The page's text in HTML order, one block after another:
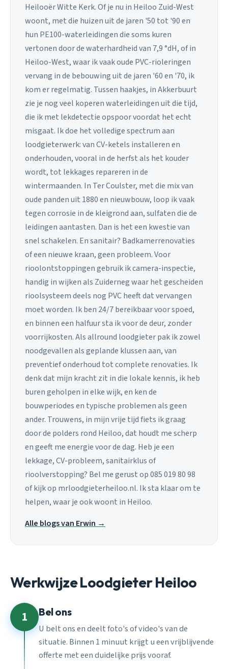
Heilooër Witte Kerk. Of je nu in Heiloo Zuid-West
woont, met die huizen uit de jaren '50 tot '90 en
hun PE100-waterleidingen die soms kuren
vertonen door de waterhardheid van 7,9 °dH, of in
Heiloo-West, waar ik vaak oude PVC-rioleringen
vervang in de bebouwing uit de jaren '60 en '70, ik
kom er regelmatig. Tussen haakjes, in Akkerbuurt
zie je nog veel koperen waterleidingen uit die tijd,
die ik met lekdetectie opspoor voordat het echt
misgaat. Ik doe het volledige spectrum aan
loodgieterwerk: van CV-ketels installeren en
onderhouden, vooral in de herfst als het kouder
wordt, tot lekkages repareren in de
wintermaanden. In Ter Coulster, met die mix van
oude panden uit 1880 en nieuwbouw, loop ik vaak
tegen corrosie in de kleigrond aan, sulfaten die de
leidingen aantasten. Dan is het een kwestie van
snel schakelen. En sanitair? Badkamerrenovaties
of een nieuwe kraan, geen probleem. Voor
rioolontstoppingen gebruik ik camera-inspectie,
handig in wijken als Zuiderneg waar het gescheiden
rioolsysteem deels nog PVC heeft dat vervangen
moet worden. Ik ben 24/7 bereikbaar voor spoed,
en binnen een halfuur sta ik voor de deur, zonder
voorrijkosten. Als allround loodgieter pak ik zowel
noodgevallen als geplande klussen aan, van
preventief onderhoud tot complete renovaties. Ik
denk dat mijn kracht zit in die lokale kennis, ik heb
buren geholpen in elke wijk, en ken de
bouwperiodes en typische problemen als geen
ander. Trouwens, in mijn vrije tijd fiets ik graag
door de polders rond Heiloo, dat houdt me scherp
en geeft me energie voor de dag. Heb je een
lekkage, CV-probleem, sanitairklus of
rioolverstopping? Bel me gerust op 085 019 80 98
of kijk op mrloodgieterheiloo.nl. Ik sta klaar om te
helpen, waar je ook woont in Heiloo.
Alle blogs van Erwin →
Werkwijze Loodgieter Heiloo
1 Bel ons
U belt ons en deelt foto's of video's van de
situatie. Binnen 1 minuut krijgt u een vrijblijvende
offerte met een duidelijke prijs vooraf.